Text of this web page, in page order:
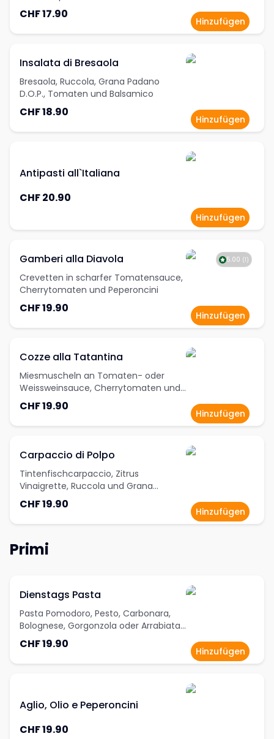
CHF 17.90
Hinzufügen
Insalata di Bresaola
Bresaola, Ruccola, Grana Padano
D.O.P., Tomaten und Balsamico
CHF 18.90
Hinzufügen
Antipasti all`Italiana
CHF 20.90
Hinzufügen
Gamberi alla Diavola
Crevetten in scharfer Tomatensauce,
Cherrytomaten und Peperoncini
CHF 19.90
5.00 (1 )
Hinzufügen
Cozze alla Tatantina
Miesmuscheln an Tomaten- oder
Weissweinsauce, Cherrytomaten und
Knoblauch
CHF 19.90
Hinzufügen
Carpaccio di Polpo
Tintenfischcarpaccio, Zitrus
Vinaigrette, Ruccola und Grana
Padano D.O.P.
CHF 19.90
Hinzufügen
Primi
Dienstags Pasta
Pasta Pomodoro, Pesto, Carbonara,
Bolognese, Gorgonzola oder Arrabiata
inklusive eine Dose 0.3L Cola, Cola Zero
oder Fanta
CHF 19.90
Hinzufügen
Aglio, Olio e Peperoncini
CHF 19.90